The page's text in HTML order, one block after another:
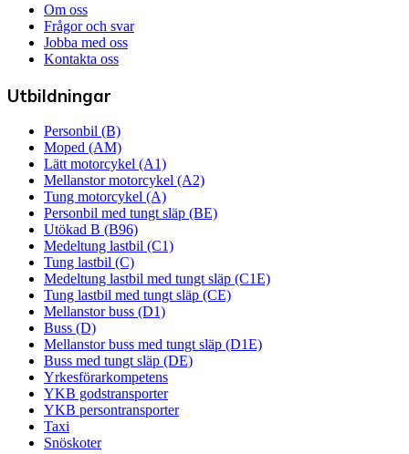
Om oss
Frågor och svar
Jobba med oss
Kontakta oss
Utbildningar
Personbil (B)
Moped (AM)
Lätt motorcykel (A1)
Mellanstor motorcykel (A2)
Tung motorcykel (A)
Personbil med tungt släp (BE)
Utökad B (B96)
Medeltung lastbil (C1)
Tung lastbil (C)
Medeltung lastbil med tungt släp (C1E)
Tung lastbil med tungt släp (CE)
Mellanstor buss (D1)
Buss (D)
Mellanstor buss med tungt släp (D1E)
Buss med tungt släp (DE)
Yrkesförarkompetens
YKB godstransporter
YKB persontransporter
Taxi
Snöskoter